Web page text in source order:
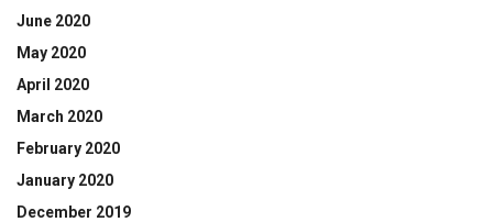
June 2020
May 2020
April 2020
March 2020
February 2020
January 2020
December 2019